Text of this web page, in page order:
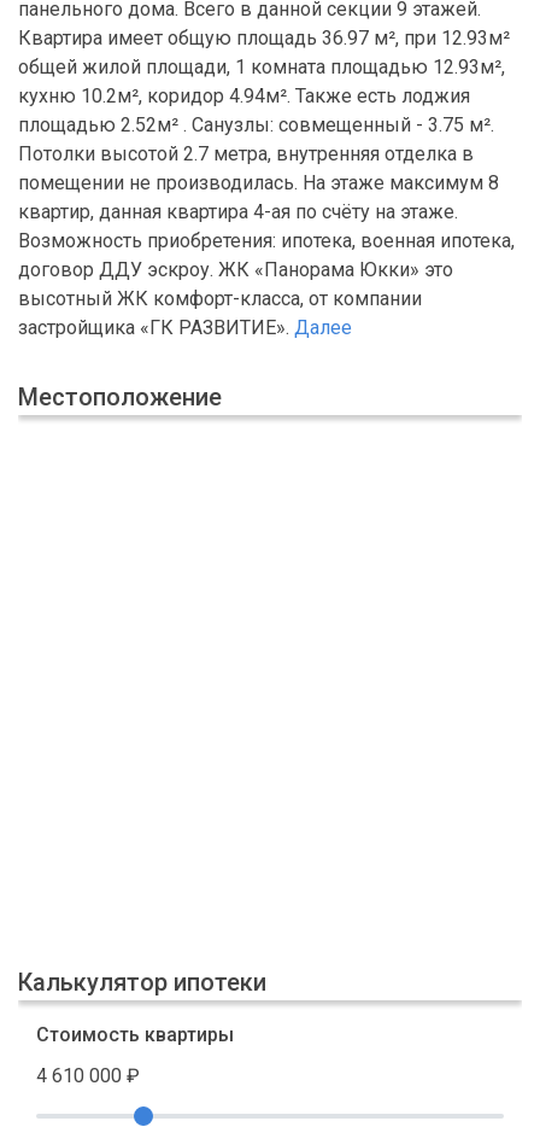
панельного дома. Всего в данной секции 9 этажей.
Квартира имеет общую площадь 36.97 м², при 12.93м²
общей жилой площади, 1 комната площадью 12.93м²,
кухню 10.2м², коридор 4.94м². Также есть лоджия
площадью 2.52м² . Санузлы: совмещенный - 3.75 м².
Потолки высотой 2.7 метра, внутренняя отделка в
помещении не производилась. На этаже максимум 8
квартир, данная квартира 4-ая по счёту на этаже.
Возможность приобретения: ипотека, военная ипотека,
договор ДДУ эскроу. ЖК «Панорама Юкки» это
высотный ЖК комфорт-класса, от компании
застройщика «ГК РАЗВИТИЕ». Далее
Местоположение
Калькулятор ипотеки
Стоимость квартиры
4 610 000 ₽